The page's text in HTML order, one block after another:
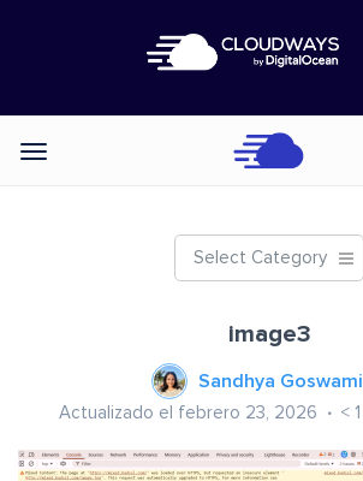
Categories
Select Category
image3
Sandhya Goswami
Actualizado el febrero 23, 2026 < 1